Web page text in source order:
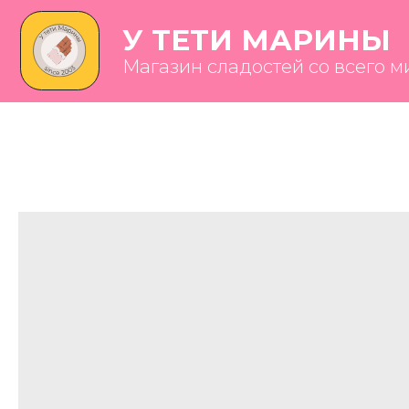
У ТЕТИ МАРИНЫ
Магазин сладостей со всего мира